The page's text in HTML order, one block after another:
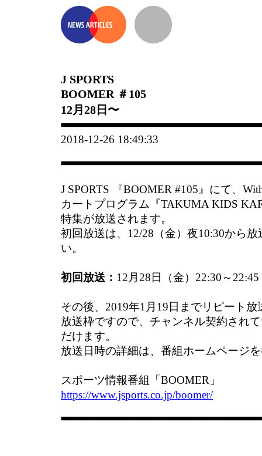
J SPORTS
BOOMER ＃105
12月28日〜
2018-12-26 18:49:33
J SPORTS 『BOOMER #105』にて、
カートプログラム『TAKUMA KIDS
特集が放送されます。
初回放送は、12/28（金）夜10:30から
い。
初回放送： 12月28日（金）22:30～22:45
その後、2019年1月19日までリピート
放送枠ですので、チャンネル契約され
だけます。
放送日時の詳細は、番組ホームページ
スポーツ情報番組「BOOMER」
https://www.jsports.co.jp/boomer/